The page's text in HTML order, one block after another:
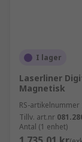
I lager
Laserliner
Magnetisk
RS-artikelnummer
Tillv. art.nr
Antal (1 enhet)